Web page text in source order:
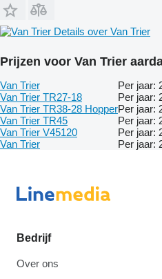
Details over Van Trier
Prijzen voor Van Trier
Van Trier Per jaar:
Van Trier TR27-18
Per jaar:
Van Trier TR38-28 HopperPer jaar:
Van Trier TR45
Per jaar:
Van Trier V45120
Per jaar:
Van Trier
Per jaar:
Bedrijf
Over ons